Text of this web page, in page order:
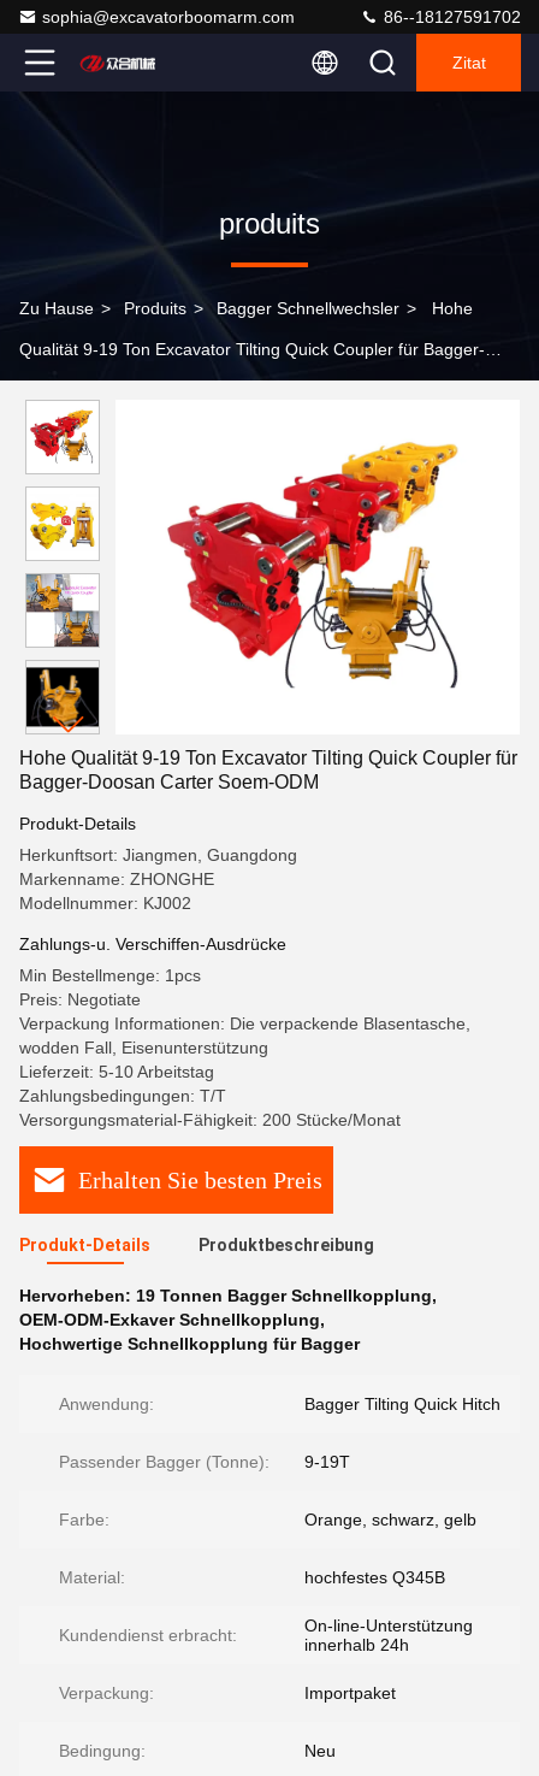
sophia@excavatorboomarm.com 86--18127591702
Zitat
produits
Zu Hause > Produits > Bagger Schnellwechsler > Hohe
Qualität 9-19 Ton Excavator Tilting Quick Coupler für Bagger-
Hohe Qualität 9-19 Ton Excavator Tilting Quick Coupler für
Bagger-Doosan Carter Soem-ODM
Produkt-Details
Herkunftsort: Jiangmen, Guangdong
Markenname: ZHONGHE
Modellnummer: KJ002
Zahlungs-u. Verschiffen-Ausdrücke
Min Bestellmenge: 1pcs
Preis: Negotiate
Verpackung Informationen: Die verpackende Blasentasche,
wodden Fall, Eisenunterstützung
Lieferzeit: 5-10 Arbeitstag
Zahlungsbedingungen: T/T
Versorgungsmaterial-Fähigkeit: 200 Stücke/Monat
Erhalten Sie besten Preis
Produkt-Details Produktbeschreibung
Hervorheben: 19 Tonnen Bagger Schnellkopplung,
OEM-ODM-Exkaver Schnellkopplung,
Hochwertige Schnellkopplung für Bagger
Anwendung: Bagger Tilting Quick Hitch
Passender Bagger (Tonne): 9-19T
Farbe: Orange, schwarz, gelb
Material: hochfestes Q345B
Kundendienst erbracht:
On-line-Unterstützung
innerhalb 24h
Verpackung: Importpaket
Bedingung: Neu